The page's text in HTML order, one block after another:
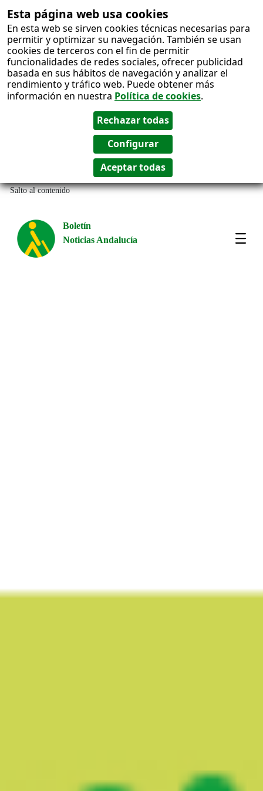
Esta página web usa cookies
En esta web se sirven cookies técnicas necesarias para
permitir y optimizar su navegación. También se usan
cookies de terceros con el fin de permitir
funcionalidades de redes sociales, ofrecer publicidad
basada en sus hábitos de navegación y analizar el
rendimiento y tráfico web. Puede obtener más
información en nuestra Política de cookies.
Salto al contenido
Boletín
Noticias Andalucía